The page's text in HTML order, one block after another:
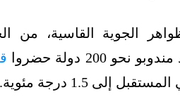
الجوية القاسية، من
دولة حضروا
1.5 درجة مئوية.